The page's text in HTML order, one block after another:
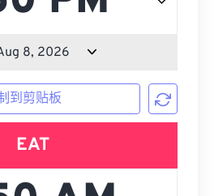
到剪贴板
EAT